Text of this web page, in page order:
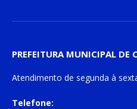
PREFEITURA MUNICIPAL DE
Atendimento de segunda à
Telefone: